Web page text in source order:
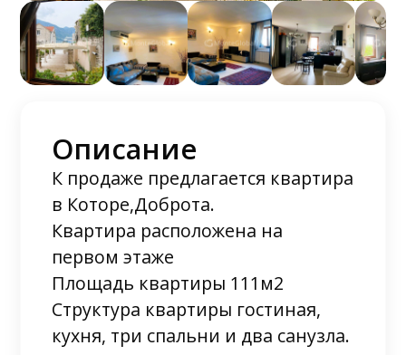
Описание
К продаже предлагается квартира
в Которе,Доброта.
Квартира расположена на
первом этаже
Площадь квартиры 111м2
Структура квартиры гостиная,
кухня, три спальни и два санузла.